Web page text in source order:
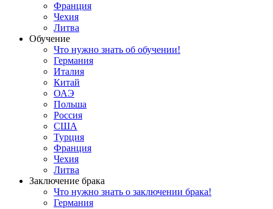
Франция
Чехия
Литва
Обучение
Что нужно знать об обучении!
Германия
Италия
Китай
ОАЭ
Польша
Россия
США
Турция
Франция
Чехия
Литва
Заключение брака
Что нужно знать о заключении брака!
Германия